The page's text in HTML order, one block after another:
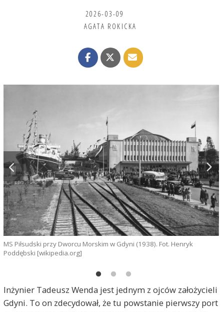
2026-03-09
AGATA ROKICKA
MS Piłsudski przy Dworcu Morskim w Gdyni (1938). Fot. Henryk
Poddębski [wikipedia.org]
Inżynier Tadeusz Wenda jest jednym z ojców założycieli
Gdyni. To on zdecydował, że tu powstanie pierwszy port